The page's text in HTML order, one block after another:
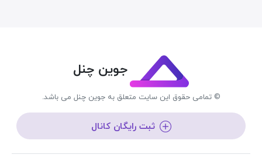
جوین چنل
© تمامی حقوق این سایت متعلق به جوین چنل می باشد.
ثبت رایگان کانال